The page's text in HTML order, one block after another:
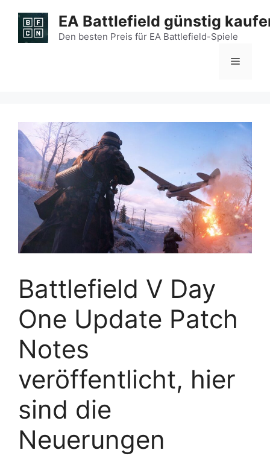
Inhalt
springen
EA Battlefield günstig
Den besten Preis für EA Battlefield-Spiele
Menü
Battlefield V Day
One Update Patch
Notes
veröffentlicht, hier
sind die
Neuerungen